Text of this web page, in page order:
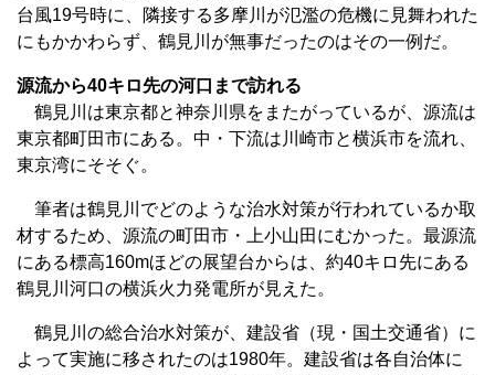
台風19号時に、隣接する多摩川が氾濫の危機に見舞われた
にもかかわらず、鶴見川が無事だったのはその一例だ。
源流から40キロ先の河口まで訪れる
鶴見川は東京都と神奈川県をまたがっているが、源流は
東京都町田市にある。中・下流は川崎市と横浜市を流れ、
東京湾にそそぐ。
筆者は鶴見川でどのような治水対策が行われているか取
材するため、源流の町田市・上小山田にむかった。最源流
にある標高160mほどの展望台からは、約40キロ先にある
鶴見川河口の横浜火力発電所が見えた。
鶴見川の総合治水対策が、建設省（現・国土交通省）に
よって実施に移されたのは1980年。建設省は各自治体に